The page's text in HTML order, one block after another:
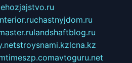
chastnyjdom.ru
landshaftblog.ru
stroysnami.kzlcna.kz
timeszp.comavtoguru.net